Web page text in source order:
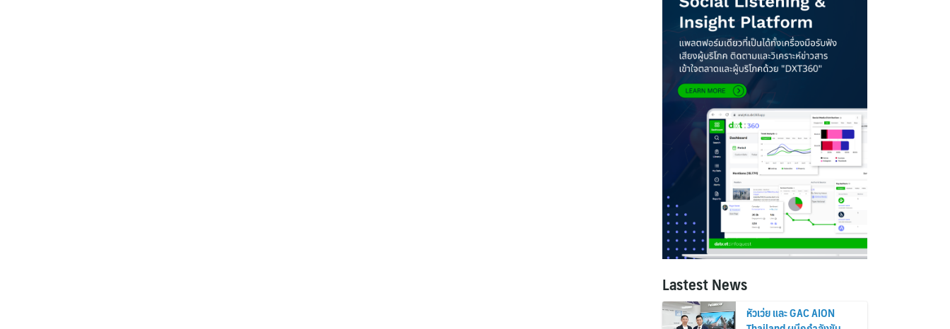
Lastest News
หัวเว่ย และ GAC AION